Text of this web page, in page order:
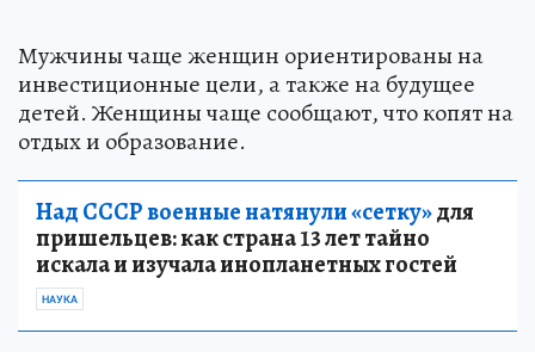
Мужчины чаще женщин ориентированы на
инвестиционные цели, а также на будущее
детей. Женщины чаще сообщают, что копят на
отдых и образование.
Над СССР военные натянули «сетку»для
пришельцев: как страна 13 лет тайно
искала и изучала инопланетных гостей
НАУКА